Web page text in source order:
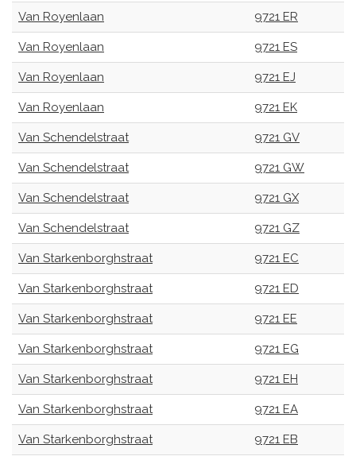
Van Royenlaan 9721 ER
Van Royenlaan 9721 ES
Van Royenlaan 9721 EJ
Van Royenlaan 9721 EK
Van Schendelstraat 9721 GV
Van Schendelstraat 9721 GW
Van Schendelstraat 9721 GX
Van Schendelstraat 9721 GZ
Van Starkenborghstraat 9721 EC
Van Starkenborghstraat 9721 ED
Van Starkenborghstraat 9721 EE
Van Starkenborghstraat 9721 EG
Van Starkenborghstraat 9721 EH
Van Starkenborghstraat 9721 EA
Van Starkenborghstraat 9721 EB